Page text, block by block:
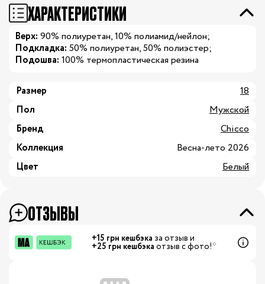
ХАРАКТЕРИСТИКИ
Верх: 90% полиуретан, 10% полиамид/нейлон;
Подкладка: 50% полиуретан, 50% полиэстер;
Подошва: 100% термопластическая резина
Размер
18
Пол
Мужской
Бренд
Chicco
Коллекция
Весна-лето 2026
Цвет
Белый
ОТЗЫВЫ
+15 грн кешбэка за отзыв и
+25 грн кешбэка отзыв с фото!*